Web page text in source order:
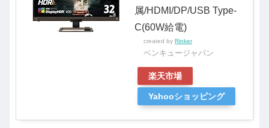
属/HDMI/DP/USB Type-
C(60W給電)
created by Rinker
ベンキュージャパン
楽天市場
Yahooショッピング